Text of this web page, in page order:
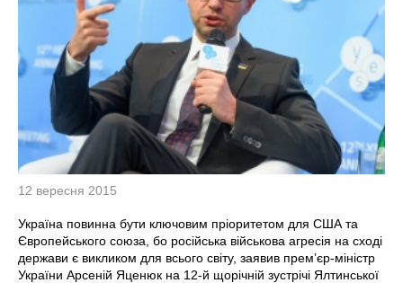
12 вересня 2015
Україна повинна бути ключовим пріоритетом для США та
Європейського союза, бо російська військова агресія на сході
держави є викликом для всього світу, заявив прем’єр-міністр
України Арсеній Яценюк на 12-й щорічній зустрічі Ялтинської